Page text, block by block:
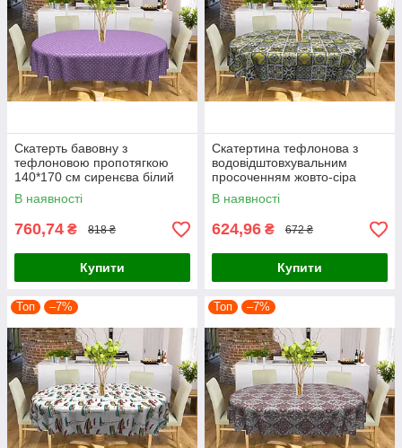
Скатерть бавовну з
тефлоновою пропотягкою
140*170 см сиренєва білий
горох горошок
В наявності
760,74 ₴ 818 ₴
Купити
Скатертина тефлонова з
водовідштовхувальним
просоченням жовто-сіра
плитка клітинки геометричні
візерунки
В наявності
624,96 ₴ 672 ₴
Купити
Топ –7% Топ –7%